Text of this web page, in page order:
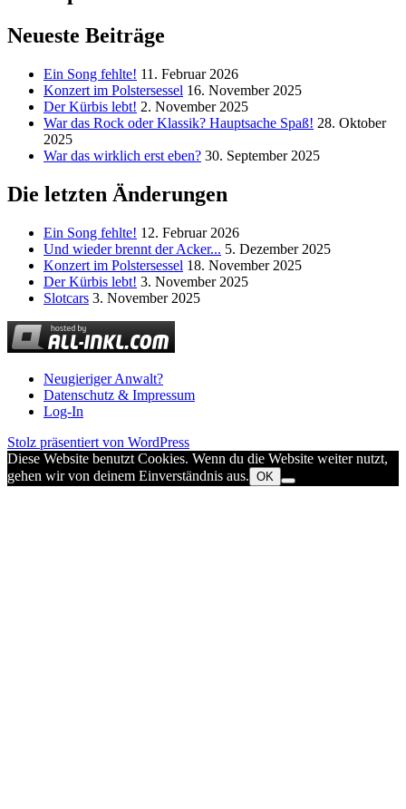
Neueste Beiträge
Ein Song fehlte! 11. Februar 2026
Konzert im Polstersessel 16. November 2025
Der Kürbis lebt! 2. November 2025
War das Rock oder Klassik? Hauptsache Spaß! 28. Oktober
2025
War das wirklich erst eben? 30. September 2025
Die letzten Änderungen
Ein Song fehlte! 12. Februar 2026
Und wieder brennt der Acker... 5. Dezember 2025
Konzert im Polstersessel 18. November 2025
Der Kürbis lebt! 3. November 2025
Slotcars 3. November 2025
Neugieriger Anwalt?
Datenschutz & Impressum
Log-In
Stolz präsentiert von WordPress
Diese Website benutzt Cookies. Wenn du die Website weiter nutzt,
gehen wir von deinem Einverständnis aus. OK